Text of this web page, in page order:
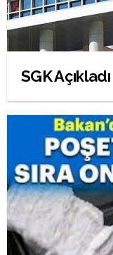
SGK Açıkladı